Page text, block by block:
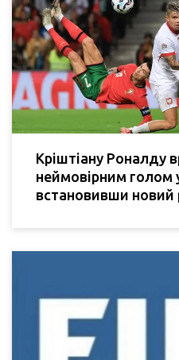
Кріштіану Роналду
неймовірним голом у
встановивши новий